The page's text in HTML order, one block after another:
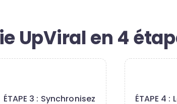
UpViral en 4
ÉTAPE 3 : Synchronisez
ÉTAPE 4 :